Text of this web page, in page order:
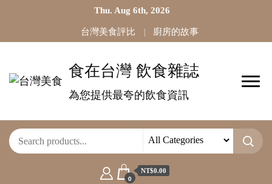
Thu. Aug 6th, 2026
台灣美食評比 廚房的故事
食在台灣 飲食雜誌
為您提供最夸的飲食資訊
0
NT$0.00